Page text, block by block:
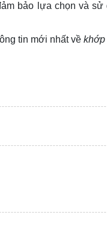
bảo lựa chọn và sử
tin mới nhất về khớp